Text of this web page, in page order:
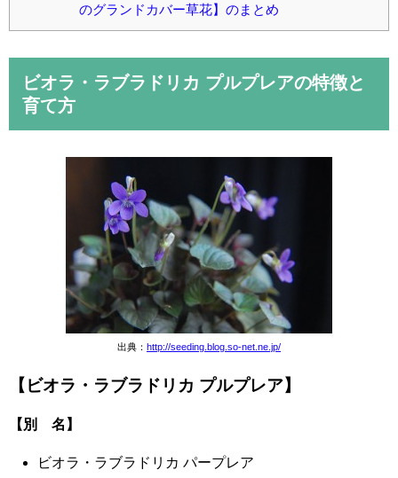
のグランドカバー草花】のまとめ
ビオラ・ラブラドリカ プルプレアの特徴と
育て方
出典： http://seeding.blog.so-net.ne.jp/
【ビオラ・ラブラドリカ プルプレア】
【別 名】
ビオラ・ラブラドリカ パープレア